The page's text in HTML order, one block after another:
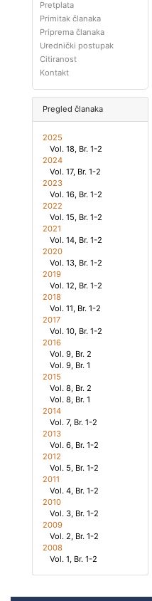
Pretplata
Primitak članaka
Priprema članaka
Urednički postupak
Citiranost
Kontakt
Pregled članaka
2025
Vol. 18, Br. 1-2
2024
Vol. 17, Br. 1-2
2023
Vol. 16, Br. 1-2
2022
Vol. 15, Br. 1-2
2021
Vol. 14, Br. 1-2
2020
Vol. 13, Br. 1-2
2019
Vol. 12, Br. 1-2
2018
Vol. 11, Br. 1-2
2017
Vol. 10, Br. 1-2
2016
Vol. 9, Br. 2
Vol. 9, Br. 1
2015
Vol. 8, Br. 2
Vol. 8, Br. 1
2014
Vol. 7, Br. 1-2
2013
Vol. 6, Br. 1-2
2012
Vol. 5, Br. 1-2
2011
Vol. 4, Br. 1-2
2010
Vol. 3, Br. 1-2
2009
Vol. 2, Br. 1-2
2008
Vol. 1, Br. 1-2